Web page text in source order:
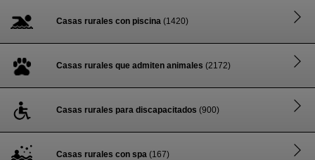
Casas rurales con piscina (1420)
Casas rurales que admiten animales (2172)
Casas rurales para discapacitados (900)
Casas rurales con spa (167)